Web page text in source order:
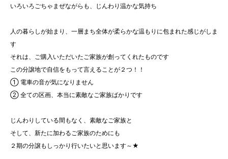
いろいろごちゃまぜながらも、じんわり温かな気持ち
人の暮らしが始まり、一層まち全体が柔らかな温もりに包まれた感じがしま
す
それは、ご購入いただいたご家族が創ってくれたものです
この分譲地で自信をもって言えることが２つ！！
① 電車の音が気になりません
② 全ての区画、本当に素敵なご家族ばかりです
じんわりしている間もなく、素敵なご家族と
そして、新たに加わるご家族のためにも
２期の分譲もしっかり行いたいと思います～★